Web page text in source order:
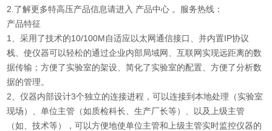
2.了解更多特高压产品信息请进入 产品中心 。服务热线：
产品特征
1、采用了技术的10/100M自适应以太网通信接口、并内置IP协议
栈、使仪器可以轻松的通过企业内部局域网、互联网实现远距离的数
据传输；方便了实验室的架设、简化了实验室的配置、方便了分析数
据的管理。
2、仪器内部设计3个独立的连接进程，可以连接到本地处理（实验室
现场）、单位主管（如质检科长、生产厂长等）、以及上级主管
（如、技术等），可以方便地使单位主管和上级主管实时监控仪器的